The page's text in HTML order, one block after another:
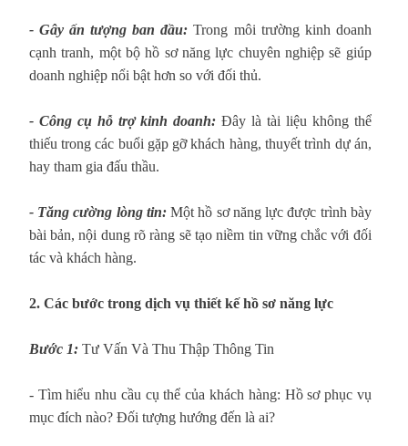
- Gây ấn tượng ban đầu: Trong môi trường kinh doanh
cạnh tranh, một bộ hồ sơ năng lực chuyên nghiệp sẽ giúp
doanh nghiệp nổi bật hơn so với đối thủ.
- Công cụ hỗ trợ kinh doanh:Đây là tài liệu không thể
thiếu trong các buổi gặp gỡ khách hàng, thuyết trình dự án,
hay tham gia đấu thầu.
- Tăng cường lòng tin:Một hồ sơ năng lực được trình bày
bài bản, nội dung rõ ràng sẽ tạo niềm tin vững chắc với đối
tác và khách hàng.
2. Các bước trong dịch vụ thiết kế hồ sơ năng lực
Bước 1: Tư Vấn Và Thu Thập Thông Tin
- Tìm hiểu nhu cầu cụ thể của khách hàng: Hồ sơ phục vụ
mục đích nào? Đối tượng hướng đến là ai?